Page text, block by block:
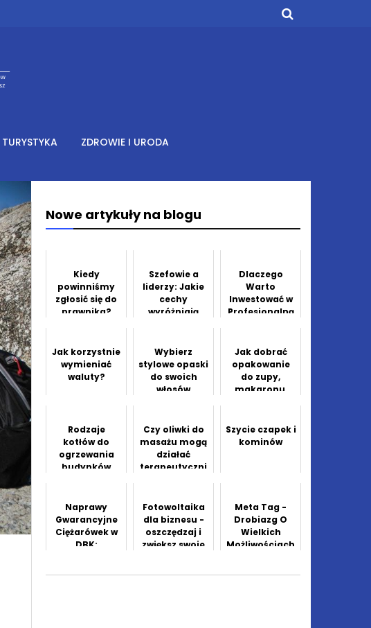
TURYSTYKA ZDROWIE I URODA
Nowe artykuły na blogu
Kiedy
powinniśmy
zgłosić się do
prawnika?
Szefowie a
liderzy: Jakie
cechy
wyróżniają
biznesu
Dlaczego
Warto
Inwestować w
Profesjonalną
Wrocławiu?
Jak korzystnie
wymieniać
waluty?
Wybierz
stylowe opaski
do swoich
włosów
Jak dobrać
opakowanie
do zupy,
makaronu,
Rodzaje
kotłów do
ogrzewania
budynków
Czy oliwki do
masażu mogą
działać
terapeutyczni
fakty
Szycie czapek i
kominów
Naprawy
Gwarancyjne
Ciężarówek w
DBK:
Fotowoltaika
dla biznesu -
oszczędzaj i
zwiększ swoje
Meta Tag -
Drobiazg O
Wielkich
Możliwościach